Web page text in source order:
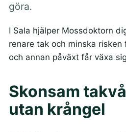
göra.
I Sala hjälper Mossdoktorn
renare tak och minska
och annan påväxt får växa
Skonsam
utan krångel